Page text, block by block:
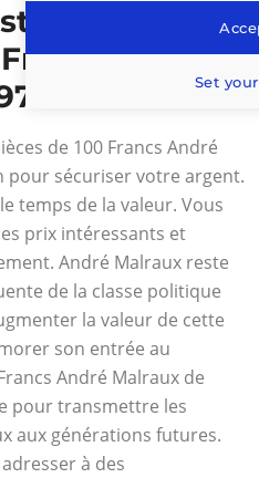
dans les
André
?
de 100 Francs André
pour sécuriser votre argent.
temps de la valeur. Vous
prix intéressants et
André Malraux reste
de la classe politique
la valeur de cette
son entrée au
André Malraux de
pour transmettre les
aux générations futures.
à des
Set